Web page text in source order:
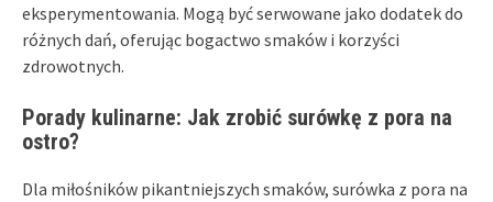
eksperymentowania. Mogą być serwowane jako dodatek do
różnych dań, oferując bogactwo smaków i korzyści
zdrowotnych.
Porady kulinarne: Jak zrobić surówkę z pora na
ostro?
Dla miłośników pikantniejszych smaków, surówka z pora na